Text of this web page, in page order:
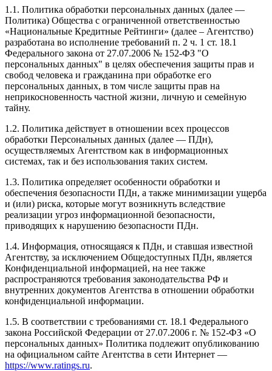
1.1. Политика обработки персональных данных (далее —
Политика) Общества с ограниченной ответственностью
«Национальные Кредитные Рейтинги» (далее – Агентство)
разработана во исполнение требований п. 2 ч. 1 ст. 18.1
Федерального закона от 27.07.2006 № 152-ФЗ "О
персональных данных" в целях обеспечения защиты прав и
свобод человека и гражданина при обработке его
персональных данных, в том числе защиты прав на
неприкосновенность частной жизни, личную и семейную
тайну.
1.2. Политика действует в отношении всех процессов
обработки Персональных данных (далее — ПДн),
осуществляемых Агентством как в информационных
системах, так и без использования таких систем.
1.3. Политика определяет особенности обработки и
обеспечения безопасности ПДн, а также минимизации ущерба
и (или) риска, которые могут возникнуть вследствие
реализации угроз информационной безопасности,
приводящих к нарушению безопасности ПДн.
1.4. Информация, относящаяся к ПДн, и ставшая известной
Агентству, за исключением Общедоступных ПДн, является
Конфиденциальной информацией, на нее также
распространяются требования законодательства РФ и
внутренних документов Агентства в отношении обработки
конфиденциальной информации.
1.5. В соответствии с требованиями ст. 18.1 Федерального
закона Российской Федерации от 27.07.2006 г. № 152-ФЗ «О
персональных данных» Политика подлежит опубликованию
на официальном сайте Агентства в сети Интернет —
https://www.ratings.ru.